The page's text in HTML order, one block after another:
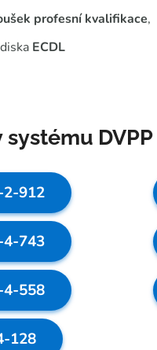
profesní kvalifikace,
ECDL
DVPP
2-912
4-743
4-558
128